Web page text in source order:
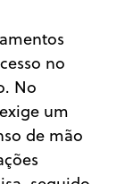
no
No
um
de mão